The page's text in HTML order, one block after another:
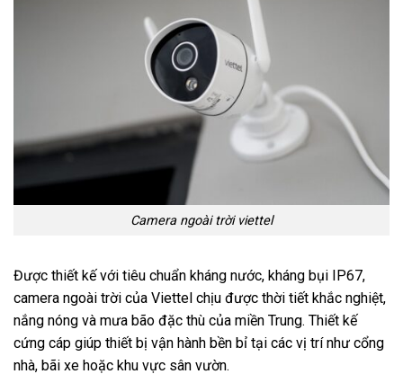
Camera ngoài trời viettel
Được thiết kế với tiêu chuẩn kháng nước, kháng bụi IP67,
camera ngoài trời của Viettel chịu được thời tiết khắc nghiệt,
nắng nóng và mưa bão đặc thù của miền Trung. Thiết kế
cứng cáp giúp thiết bị vận hành bền bỉ tại các vị trí như cổng
nhà, bãi xe hoặc khu vực sân vườn.